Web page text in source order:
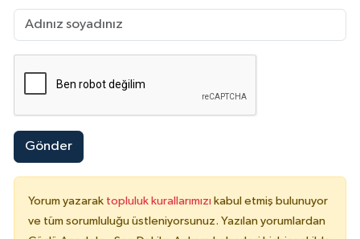
Gönder
Yorum yazarak topluluk kurallarımızı kabul etmiş bulunuyor
ve tüm sorumluluğu üstleniyorsunuz. Yazılan yorumlardan